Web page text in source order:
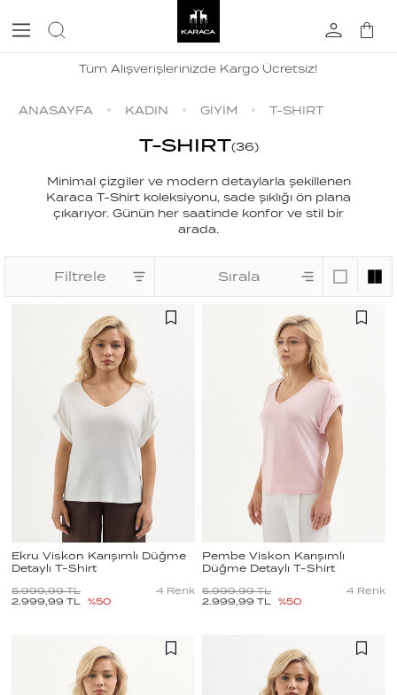
Tüm Alışverişlerinizde Kargo Ücretsiz!
ANASAYFA KADIN GİYİM T-SHIRT
T-SHIRT(36)
Minimal çizgiler ve modern detaylarla şekillenen
Karaca T-Shirt koleksiyonu, sade şıklığı ön plana
çıkarıyor. Günün her saatinde konfor ve stil bir
arada.
Filtrele Sırala
Ekru Viskon Karışımlı Düğme
Detaylı T-Shirt
5.999,99 TL
2.999,99 TL %50
4 Renk
Pembe Viskon Karışımlı
Düğme Detaylı T-Shirt
5.999,99 TL
2.999,99 TL %50
4 Renk